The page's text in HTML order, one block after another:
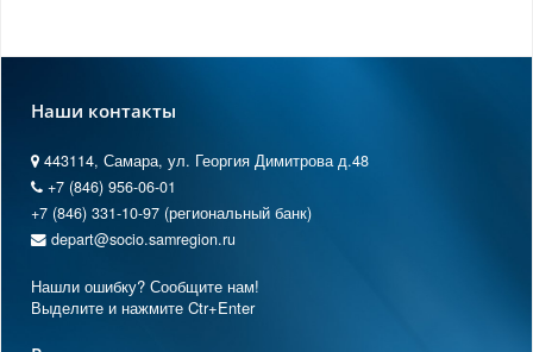
Наши контакты
443114, Самара, ул. Георгия Димитрова д.48
+7 (846) 956-06-01
+7 (846) 331-10-97 (региональный банк)
depart@socio.samregion.ru
Нашли ошибку? Сообщите нам!
Выделите и нажмите Ctr+Enter